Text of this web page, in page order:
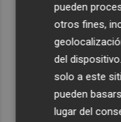
pueden
otros fines,
del
solo a este
pueden
lugar del